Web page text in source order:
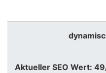
Aktueller SEO Wert: